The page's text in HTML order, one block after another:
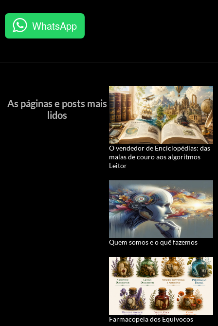
WhatsApp
As páginas e posts mais
lidos
O vendedor de Enciclopédias: das
malas de couro aos algoritmos
Leitor
Quem somos e o quê fazemos
Farmacopeia dos Equívocos